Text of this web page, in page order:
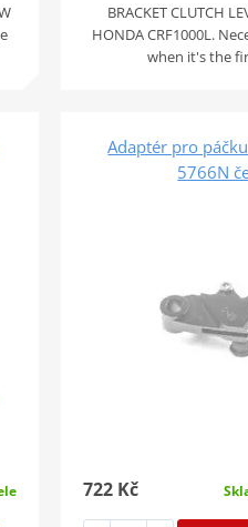
BRACKET CLUTCH
HONDA CRF1000L.
when it's the
Adaptér pro
5766N
722 Kč